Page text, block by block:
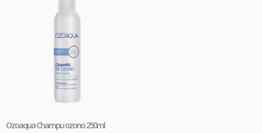
Ozoaqua Champu ozono 250ml